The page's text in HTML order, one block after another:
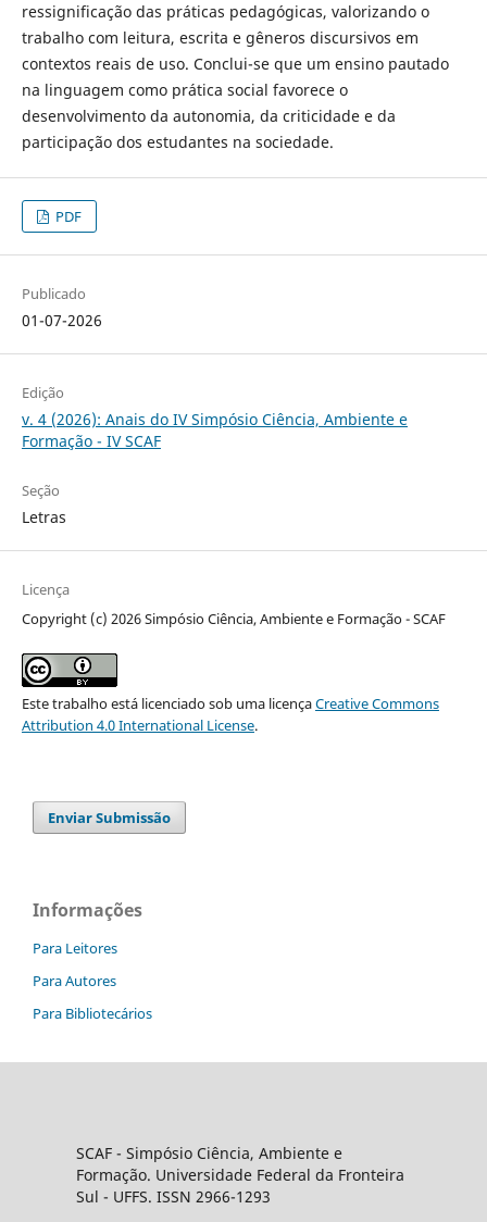
ressignificação das práticas pedagógicas, valorizando o
trabalho com leitura, escrita e gêneros discursivos em
contextos reais de uso. Conclui-se que um ensino pautado
na linguagem como prática social favorece o
desenvolvimento da autonomia, da criticidade e da
participação dos estudantes na sociedade.
PDF
Publicado
01-07-2026
Edição
v. 4 (2026): Anais do IV Simpósio Ciência, Ambiente e
Formação - IV SCAF
Seção
Letras
Licença
Copyright (c) 2026 Simpósio Ciência, Ambiente e Formação - SCAF
Este trabalho está licenciado sob uma licençaCreative Commons
Attribution 4.0 International License.
Enviar Submissão
Informações
Para Leitores
Para Autores
Para Bibliotecários
SCAF - Simpósio Ciência, Ambiente e
Formação. Universidade Federal da Fronteira
Sul - UFFS. ISSN 2966-1293